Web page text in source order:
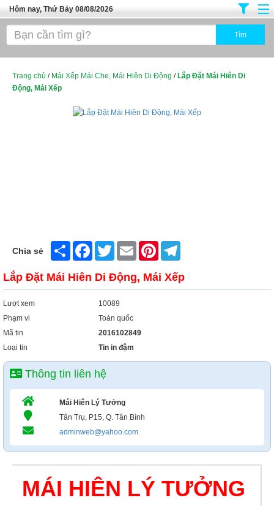
Hôm nay, Thứ Bảy 08/08/2026
Trang chủ
Tuyển Sinh Đào Tạo
Hàng Tiêu Dùng
Xây Dựng
Tổng Hợp
Trang chủ / Mái Xếp Mái Che, Mái Hiên Di Động / Lắp Đặt Mái Hiên Di
Động, Mái Xếp
Chia sẻ Share FacebookTwitter Email Pinterest
Lắp Đặt Mái Hiên Di Động, Mái Xếp
Lượt xem
10089
Phạm vi
Toàn quốc
Mã tin
2016102849
Loại tin
Tin in đậm
Thông tin liên hệ
Mái Hiên Lý Tưởng
Tân Trụ, P15, Q. Tân Bình
adminweb@yahoo.com
MÁI HIÊN LÝ TƯỞNG